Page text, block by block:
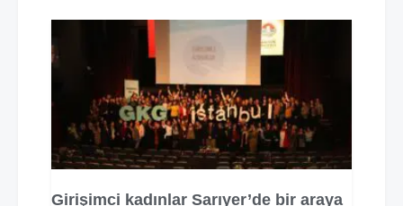
Girişimci kadınlar Sarıyer’de bir araya